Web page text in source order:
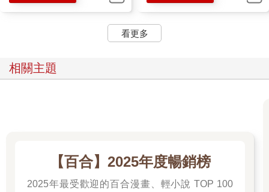
看更多
相關主題
【百合】2025年度暢銷榜
2025年最受歡迎的百合漫畫、輕小說 TOP 100